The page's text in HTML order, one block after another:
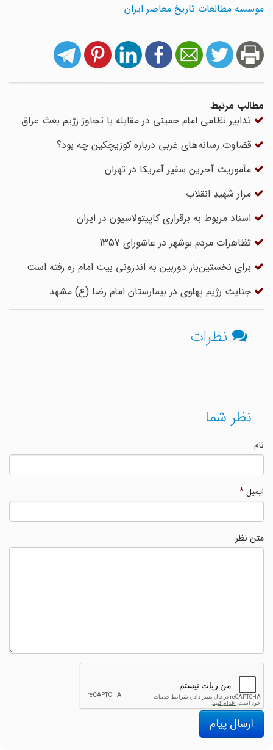
موسسه مطالعات تاریخ معاصر ایران
مطالب مرتبط
تدابیر نظامی امام خمینی در مقابله با تجاوز رژیم بعث عراق
قضاوت رسانه‌های غربی درباره کوزیچکین چه بود؟
مأموریت آخرین سفیر آمریکا در تهران
مزار شهیدِ انقلاب
اسناد مربوط به برقراری کاپیتولاسیون در ایران
تظاهرات مردم بوشهر در عاشورای 1357
برای نخستین‌بار دوربین به اندرونی بیت امام ره رفته است
جنایت رژیم پهلوی در بیمارستان امام رضا (ع) مشهد
نظرات
نظر شما
ایمیل*
متن نظر
ارسال پیام